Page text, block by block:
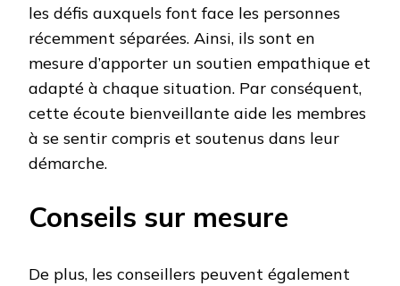
les défis auxquels font face les personnes
récemment séparées. Ainsi, ils sont en
mesure d’apporter un soutien empathique et
adapté à chaque situation. Par conséquent,
cette écoute bienveillante aide les membres
à se sentir compris et soutenus dans leur
démarche.
Conseils sur mesure
De plus, les conseillers peuvent également